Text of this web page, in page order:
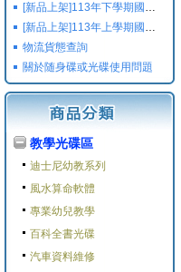
[新品上架]113年下學期國小國中高中命題光碟,校用卷,習作
[新品上架]113年上學期國小國中高中命題光碟,校用卷,習作
物流貨態查詢
關於随身碟或光碟使用問題
教學光碟區
迪士尼幼教系列
風水算命軟體
專業幼兒教學
百科全書光碟
汽車資料維修